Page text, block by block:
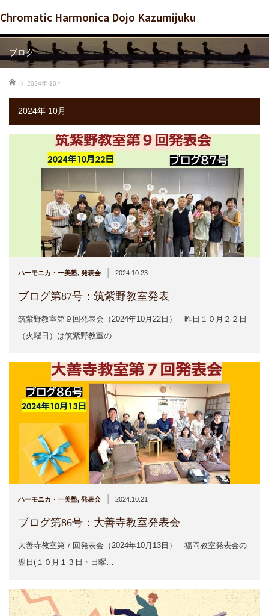
Chromatic Harmonica Dojo Kazumijuku
ブログ
ホーム 2024年 10月
2024年 10月
ハーモニカ・一美塾, 発表会 2024.10.23
ブログ第87号：筑紫野教室発表
筑紫野教室第９回発表会（2024年10月22日） 昨日１０月２２日
（火曜日）は筑紫野教室の…
ハーモニカ・一美塾, 発表会 | 2024.10.21
ブログ第86号：大善寺教室発表会
大善寺教室第７回発表会（2024年10月13日） 福岡教室発表会の
翌日(１０月１３日・日曜…